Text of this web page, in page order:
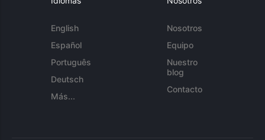
English
Español
Português
Deutsch
Más...
Nosotros
Equipo
Nuestro
blog
Contacto